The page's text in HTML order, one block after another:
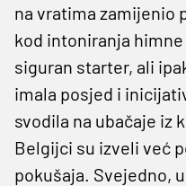
na vratima zamijenio
kod intoniranja himne
siguran starter, ali
imala posjed i
svodila na ubačaje iz
Belgijci su izveli već
pokušaja. Svejedno,